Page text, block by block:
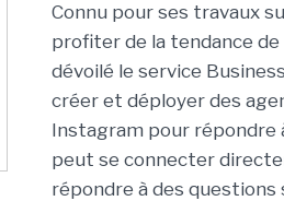
Connu pour ses travaux
profiter de la tendance de
dévoilé le service
créer et déployer des
Instagram pour répondre
peut se connecter
répondre à des questions